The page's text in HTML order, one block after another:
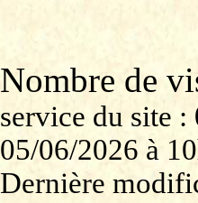
Nombre de
service du site
05/06/2026 à
Dernière